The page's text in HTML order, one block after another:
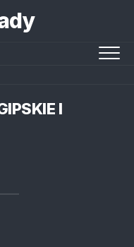
I